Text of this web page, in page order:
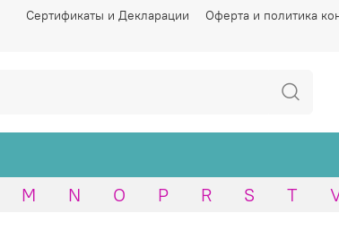
Сертификаты и Декларации Оферта и политика
M N O P R S T